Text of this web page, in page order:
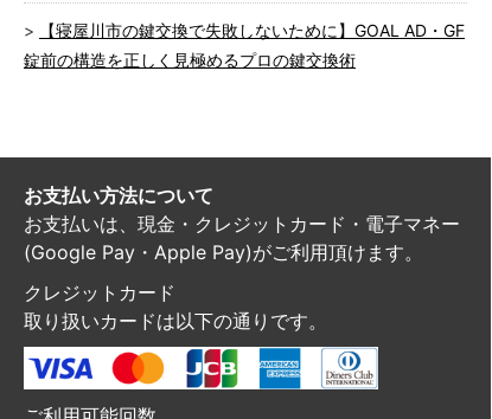
【寝屋川市の鍵交換で失敗しないために】GOAL AD・GF
錠前の構造を正しく見極めるプロの鍵交換術
お支払い方法について
お支払いは、現金・クレジットカード・電子マネー
(Google Pay・Apple Pay)がご利用頂けます。
クレジットカード
取り扱いカードは以下の通りです。